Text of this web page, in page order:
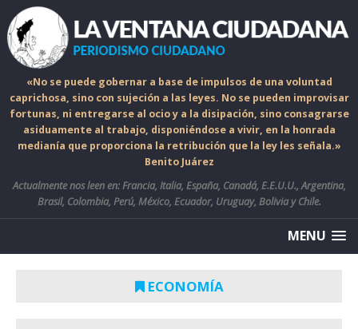
«No se puede gobernar a base de impulsos de una voluntad
caprichosa, sino con sujeción a las leyes. No se pueden improvisar
fortunas, ni entregarse al ocio y a la disipación, sino consagrarse
asiduamente al trabajo, disponiéndose a vivir, en la honrada
medianía que proporciona la retribución que la ley les señala.»
Benito Juárez
Actualmente nos leen en: Francia, Italia, España, Canadá, E.E.U.U., Argentina,
Brasil, Colombia, Perú, México, Ecuador, Uruguay, Bolivia y Chile.
MENU
ECONOMÍA